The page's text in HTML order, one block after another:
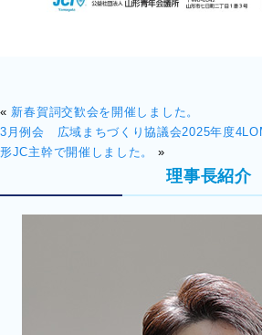
« 新春賀詞交歓会を開催しました。
3月例会 広域まちづくり協議会2025年度
形JC主幹で開催しました。
»
理事長紹介